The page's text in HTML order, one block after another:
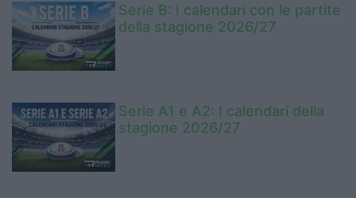
Serie B: I calendari con le partite
della stagione 2026/27
Serie A1 e A2: I calendari della
stagione 2026/27